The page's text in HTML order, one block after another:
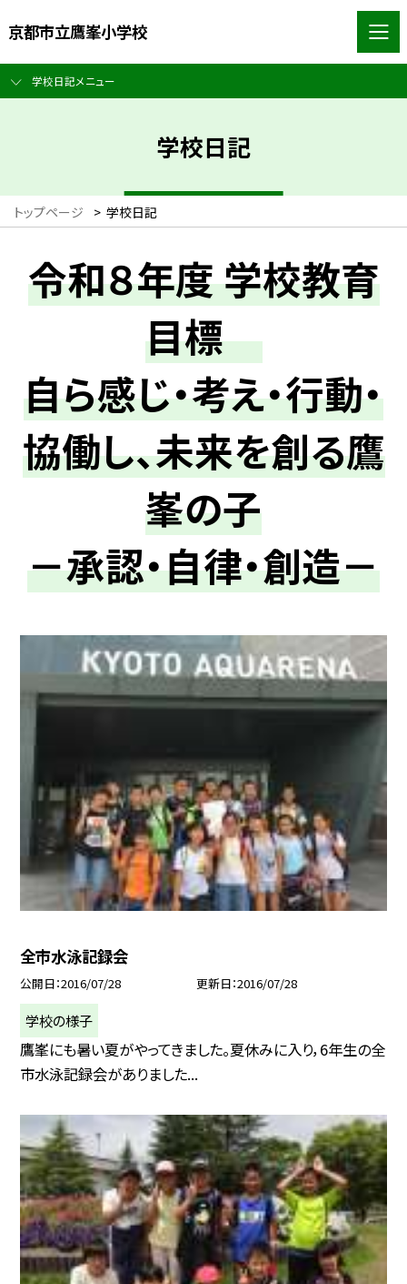
京都市立鷹峯小学校
学校日記メニュー
学校日記
トップページ > 学校日記
令和８年度 学校教育
目標
自ら感じ・考え・行動・
協働し、未来を創る鷹
峯の子
－承認・自律・創造－
全市水泳記録会
公開日 2016/07/28 更新日 2016/07/28
学校の様子
鷹峯にも暑い夏がやってきました。夏休みに入り，6年生の全
市水泳記録会がありました...